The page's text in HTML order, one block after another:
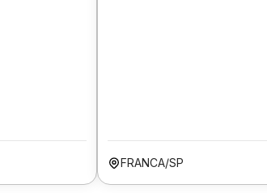
FRANCA/SP